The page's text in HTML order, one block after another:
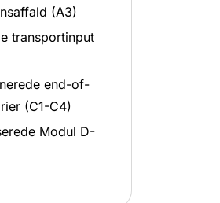
(A3)
transportinput
end-of-
(C1-C4)
Modul D-